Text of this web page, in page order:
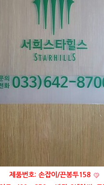
제품번호: 손잡이/끈봉투158